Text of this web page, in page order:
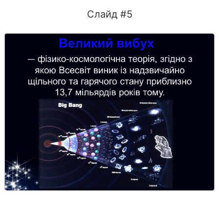
Слайд #5